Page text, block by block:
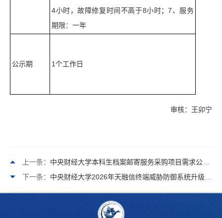
4小时，故障修复时间不高于8小时；7、服务
期限：一年
公示期 1个工作日
审核：王卯宁
上一条： 中央财经大学本科生档案邮寄服务采购项目需求公示表（单一性方式）
下一条： 中央财经大学2026年天融信终端威胁防御系统升级服务采购项目需求公示表（竞争性方式）